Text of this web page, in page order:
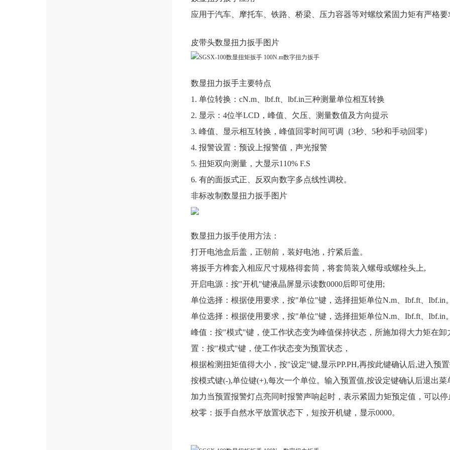
应用于汽车、摩托车、铁路、桥梁、压力容器等对螺纹紧固力矩有严格要
皮带头数显扭力扳手图片
数显扭力扳手主要特点
1. 单位转换：cN.m、lbf.ft、lbf.in三种测量单位相互转换
2. 显示：4位半LCD，峰值、欠压、测量数值及方向提示
3. 峰值、显示相互转换，峰值回零时间可调（3秒、5秒和手动回零）
4. 报警设置：预设上报警值，声光报警
5. 扭矩双向测量，大显示110% F.S
6. 有的面扳式正、反双向数字多点线性调校。
非标改制 数显扭力扳手图片
数显扭力扳手使用方法：
打开电池盒后盖，正朝前，装好电池，拧紧后盖。
将扳手方榫套入相应尺寸规格得套筒，将套筒装入螺母或螺栓头上,
开启电源：按"开机"键液晶屏显示读数0000后即可使用;
单位选择：根据使用要求，按"单位"键，选择扭矩单位N.m、Ibf.ft、Ibf.in。
单位选择：根据使用要求，按"单位"键，选择扭矩单位N.m、Ibf.ft、Ibf.in。
峰值：按"模式"键，使工作状态变为峰值保持状态，所施加得大力矩在
置：按"模式"键，使工作状态变为预置状态，
根据检测扭矩值得大小，按"设定"键,显示PP.PH,再按此键确认后,进入预
按模式键(-),单位键(+),每次一个单位。输入预置值,按设定键确认后退出菜
加力当预置报警灯点亮同时报警声响起时，表示紧固力矩预定值，可以停
校零：扳手自然水平放置状态下，短按开机键，显示0000。